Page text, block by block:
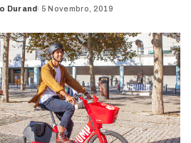
Durand 5 Novembro, 2019